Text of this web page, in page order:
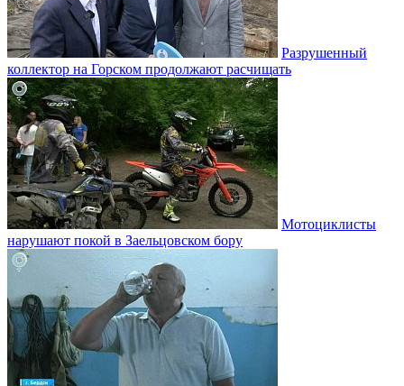
Разрушенный
коллектор на Горском продолжают расчищать
Мотоциклисты
нарушают покой в Заельцовском бору